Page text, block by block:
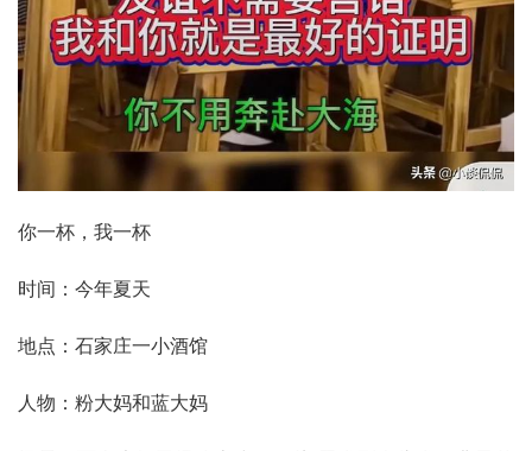
你一杯，我一杯
时间：今年夏天
地点：石家庄一小酒馆
人物：粉大妈和蓝大妈